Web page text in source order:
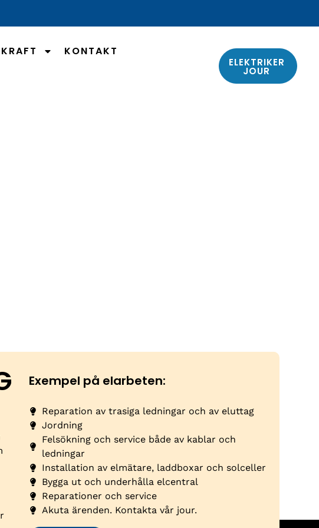
KONTAKT
ELEKTRIKER
JOUR
Exempel på elarbeten:
Reparation av trasiga ledningar och av eluttag
Jordning
Felsökning och service både av kablar och
ledningar
Installation av elmätare, laddboxar och solceller
Bygga ut och underhålla elcentral
Reparationer och service
Akuta ärenden. Kontakta vår jour.